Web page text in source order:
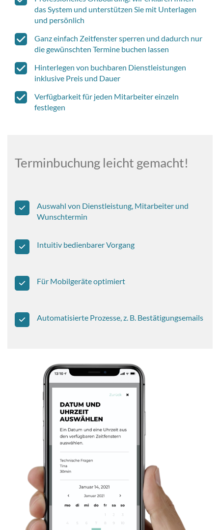
das System und unterstützen Sie mit Unterlagen
und persönlich
Ganz einfach Zeitfenster sperren und dadurch nur
die gewünschten Termine buchen lassen
Hinterlegen von buchbaren Dienstleistungen
inklusive Preis und Dauer
Verfügbarkeit für jeden Mitarbeiter einzeln
festlegen
Terminbuchung leicht gemacht!
Auswahl von Dienstleistung, Mitarbeiter und
Wunschtermin
Intuitiv bedienbarer Vorgang
Für Mobilgeräte optimiert
Automatisierte Prozesse, z. B. Bestätigungsemails